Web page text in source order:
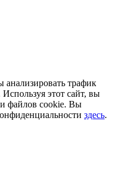
трафик
Используя этот сайт, вы
файлов cookie. Вы
здесь.